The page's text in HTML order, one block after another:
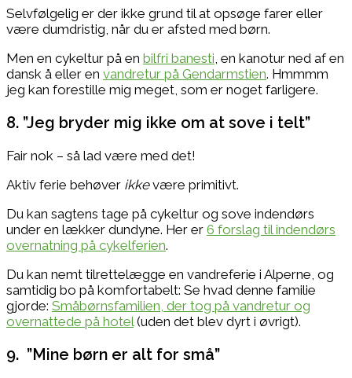
Selvfølgelig er der ikke grund til at opsøge farer eller
være dumdristig, når du er afsted med børn.
Men en cykeltur på en bilfri banesti, en kanotur ned af en
dansk å eller en vandretur på Gendarmstien. Hmmmm
jeg kan forestille mig meget, som er noget farligere.
8. ”Jeg bryder mig ikke om at sove i telt”
Fair nok – så lad være med det!
Aktiv ferie behøver ikkevære primitivt.
Du kan sagtens tage på cykeltur og sove indendørs
under en lækker dundyne. Her er 6 forslag til indendørs
overnatning på cykelferien.
Du kan nemt tilrettelægge en vandreferie i Alperne, og
samtidig bo på komfortabelt: Se hvad denne familie
gjorde: Småbørnsfamilien, der tog på vandretur og
overnattede på hotel (uden det blev dyrt i øvrigt).
9. ”Mine børn er alt for små”